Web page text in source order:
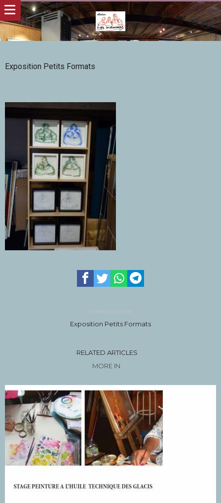
Exposition Petits Formats
Previous article
Exposition Petits Formats
RELATED ARTICLES
MORE IN